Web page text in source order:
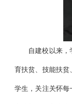
自建校以来
育扶贫、技能扶贫
学生，关注关怀每